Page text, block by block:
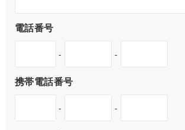
電話番号
- -
携帯電話番号
- -